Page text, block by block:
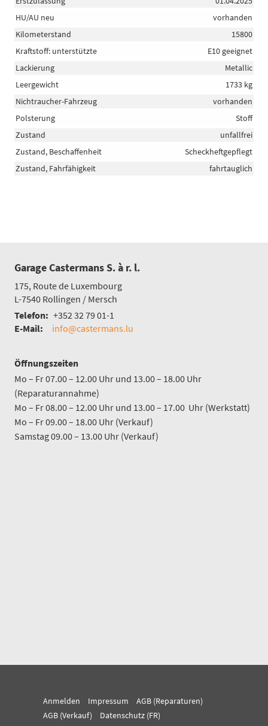
HU/AU neu
vorhanden
Kilometerstand
15800
Kraftstoff: unterstützte
E10 geeignet
Lackierung
Metallic
Leergewicht
1733 kg
Nichtraucher-Fahrzeug
vorhanden
Polsterung
Stoff
Zustand
unfallfrei
Zustand, Beschaffenheit
Scheckheftgepflegt
Zustand, Fahrfähigkeit
fahrtauglich
Garage Castermans S. à r. l.
175, Route de Luxembourg
L-7540 Rollingen / Mersch
Telefon: +352 32 79 01-1
E-Mail:
info@castermans.lu
Öffnungszeiten
Mo – Fr 07.00 – 12.00 Uhr und 13.00 – 18.00 Uhr
(Reparaturannahme)
Mo – Fr 08.00 – 12.00 Uhr und 13.00 – 17.00 Uhr (Werkstatt)
Mo – Fr 09.00 – 18.00 Uhr (Verkauf)
Samstag 09.00 – 13.00 Uhr (Verkauf)
Anmelden Impressum
AGB (Reparaturen)
AGB (Verkauf)
Datenschutz (FR)